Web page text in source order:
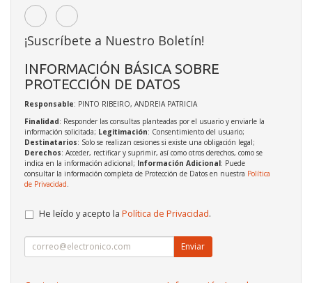
¡Suscríbete a Nuestro Boletín!
INFORMACIÓN BÁSICA SOBRE
PROTECCIÓN DE DATOS
Responsable: PINTO RIBEIRO, ANDREIA PATRICIA
Finalidad: Responder las consultas planteadas por el usuario y enviarle la
información solicitada; Legitimación: Consentimiento del usuario;
Destinatarios: Solo se realizan cesiones si existe una obligación legal;
Derechos: Acceder, rectificar y suprimir, así como otros derechos, como se
indica en la información adicional; Información Adicional: Puede
consultar la información completa de Protección de Datos en nuestra Política
de Privacidad.
He leído y acepto la Política de Privacidad.
Enviar